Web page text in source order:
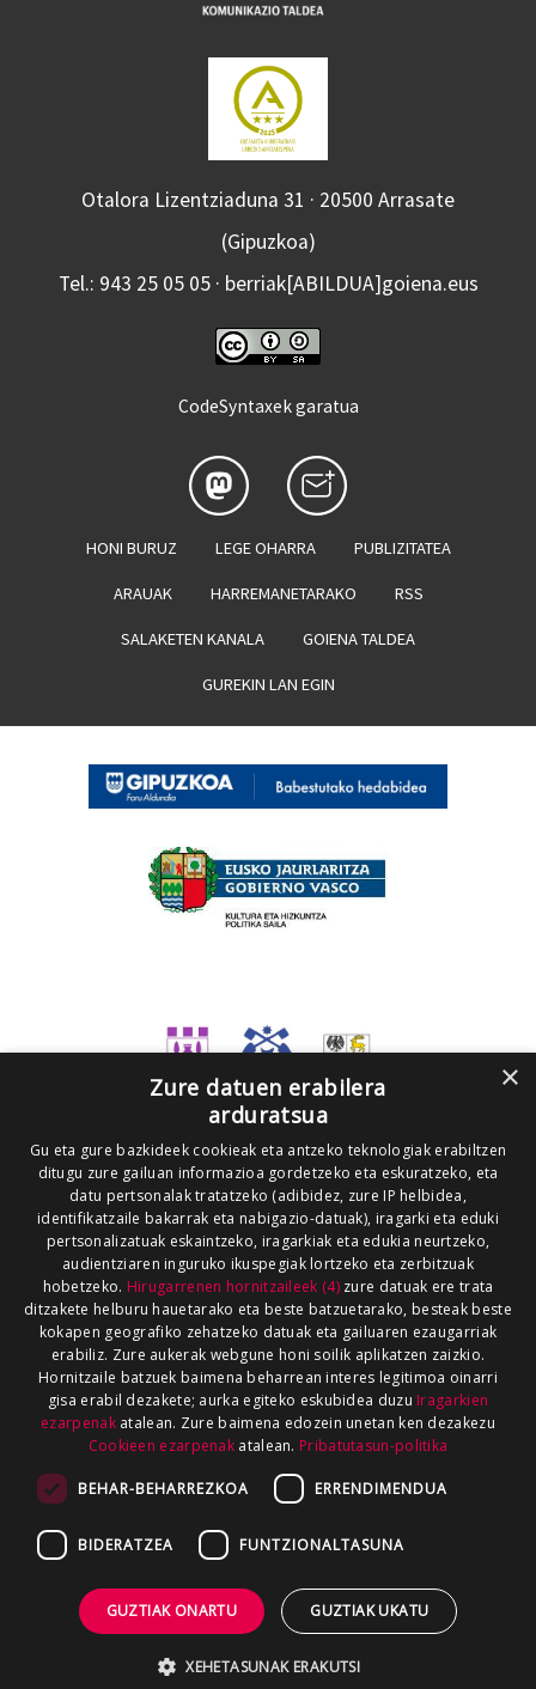
Otalora Lizentziaduna 31 · 20500 Arrasate
(Gipuzkoa)
Tel.: 943 25 05 05 · berriak[ABILDUA]goiena.eus
CodeSyntaxek garatua
HONI BURUZ LEGE OHARRA PUBLIZITATEA
ARAUAK HARREMANETARAKO RSS
SALAKETEN KANALA GOIENA TALDEA
GUREKIN LAN EGIN
×
Zure datuen erabilera
arduratsua
Gu eta gure bazkideek cookieak eta antzeko teknologiak erabiltzen
ditugu zure gailuan informazioa gordetzeko eta eskuratzeko, eta
datu pertsonalak tratatzeko (adibidez, zure IP helbidea,
identifikatzaile bakarrak eta nabigazio-datuak), iragarki eta eduki
pertsonalizatuak eskaintzeko, iragarkiak eta edukia neurtzeko,
audientziaren inguruko ikuspegiak lortzeko eta zerbitzuak
hobetzeko. Hirugarrenen hornitzaileek (4)zure datuak ere trata
ditzakete helburu hauetarako eta beste batzuetarako, besteak beste
kokapen geografiko zehatzeko datuak eta gailuaren ezaugarriak
erabiliz. Zure aukerak webgune honi soilik aplikatzen zaizkio.
Hornitzaile batzuek baimena beharrean interes legitimoa oinarri
gisa erabil dezakete; aurka egiteko eskubidea duzu Iragarkien
ezarpenakatalean. Zure baimena edozein unetan ken dezakezu
Cookieen ezarpenak atalean. Pribatutasun-politika
BEHAR-BEHARREZKOA ERRENDIMENDUA
BIDERATZEA FUNTZIONALTASUNA
GUZTIAK ONARTU GUZTIAK UKATU
XEHETASUNAK ERAKUTSI